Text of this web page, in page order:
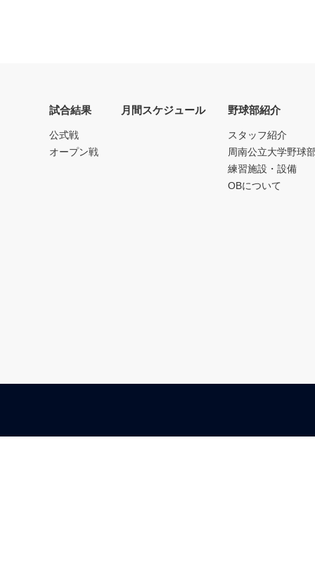
試合結果
公式戦
オープン戦
月間スケジュール 野球部紹介
スタッフ紹介
周南公立大学野球
練習施設・設備
OBについて